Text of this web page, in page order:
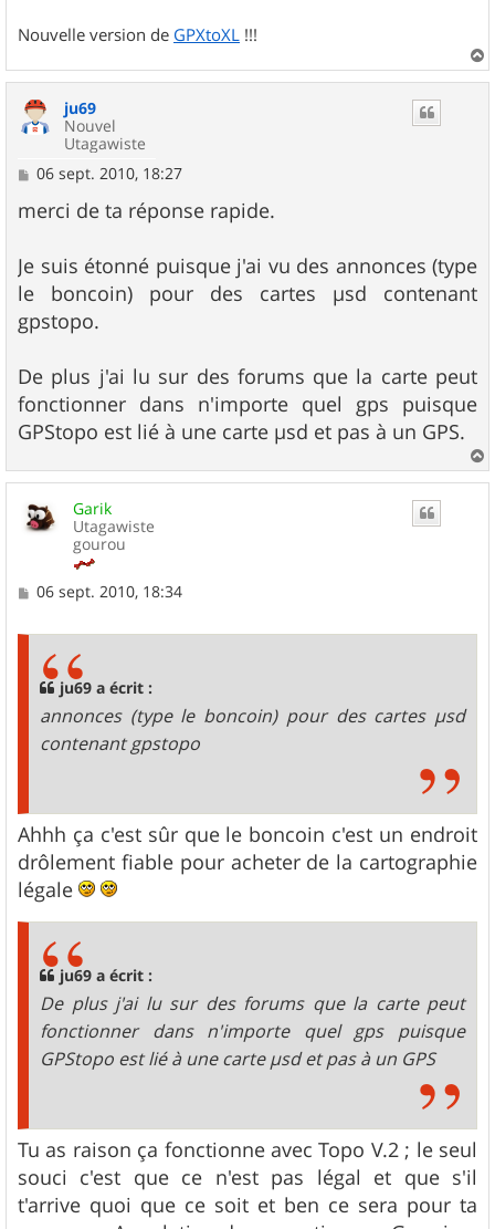
Nouvelle version de GPXtoXL !!!
a
ju69
Nouvel
Utagawiste
M
s
s
g
e
06 sept. 2010, 18:27
merci de ta réponse rapide.
Je suis étonné puisque j'ai vu des annonces (type
le boncoin) pour des cartes µsd contenant
gpstopo.
De plus j'ai lu sur des forums que la carte peut
fonctionner dans n'importe quel gps puisque
GPStopo est lié à une carte µsd et pas à un GPS.
a
Garik
Utagawiste
gourou
M
06 sept. 2010, 18:34
ju69 a écrit :
annonces (type le boncoin) pour des cartes µsd
contenant gpstopo
Ahhh ça c'est sûr que le boncoin c'est un endroit
drôlement fiable pour acheter de la cartographie
légale
ju69 a écrit :
De plus j'ai lu sur des forums que la carte peut
fonctionner dans n'importe quel gps puisque
GPStopo est lié à une carte µsd et pas à un GPS
Tu as raison ça fonctionne avec Topo V.2 ; le seul
souci c'est que ce n'est pas légal et que s'il
t'arrive quoi que ce soit et ben ce sera pour ta